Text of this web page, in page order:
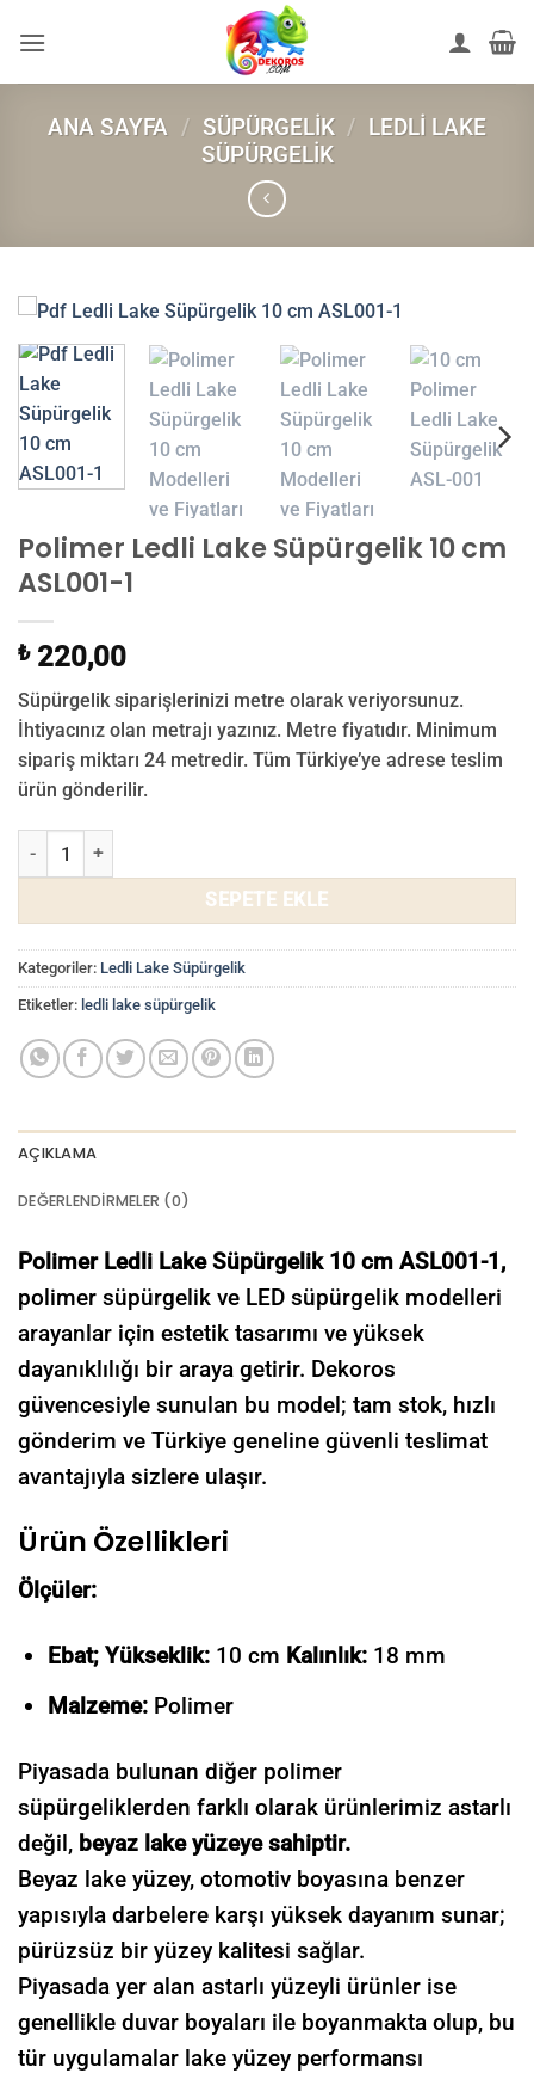
atla
ANA SAYFA / SÜPÜRGELIK / LEDLI LAKE
SÜPÜRGELIK
Polimer Ledli Lake Süpürgelik 10 cm
ASL001-1
₺220,00
Süpürgelik siparişlerinizi metre olarak veriyorsunuz.
İhtiyacınız olan metrajı yazınız. Metre fiyatıdır. Minimum
sipariş miktarı 24 metredir. Tüm Türkiye’ye adrese teslim
ürün gönderilir.
Polimer Ledli Lake Süpürgelik 10 cm ASL001-1 adet
SEPETE EKLE
Kategoriler: Ledli Lake Süpürgelik
Etiketler: ledli lake süpürgelik
AÇIKLAMA
DEĞERLENDIRMELER (0)
Polimer Ledli Lake Süpürgelik 10 cm ASL001-1,
polimer süpürgelik ve LED süpürgelik modelleri
arayanlar için estetik tasarımı ve yüksek
dayanıklılığı bir araya getirir. Dekoros
güvencesiyle sunulan bu model; tam stok, hızlı
gönderim ve Türkiye geneline güvenli teslimat
avantajıyla sizlere ulaşır.
Ürün Özellikleri
Ölçüler:
Ebat; Yükseklik:10 cm Kalınlık:18 mm
Malzeme:Polimer
Piyasada bulunan diğer polimer
süpürgeliklerden farklı olarak ürünlerimiz astarlı
değil, beyaz lake yüzeye sahiptir.
Beyaz lake yüzey, otomotiv boyasına benzer
yapısıyla darbelere karşı yüksek dayanım sunar;
pürüzsüz bir yüzey kalitesi sağlar.
Piyasada yer alan astarlı yüzeyli ürünler ise
genellikle duvar boyaları ile boyanmakta olup, bu
tür uygulamalar lake yüzey performansı